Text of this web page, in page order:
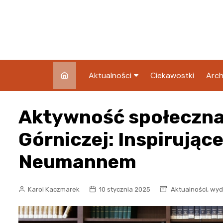
Aktualności
Blog
Ciekawostki
Aktywność
Górniczej:
Neumannem
Karol Kaczmarek 10 stycznia 2025 Aktualności,